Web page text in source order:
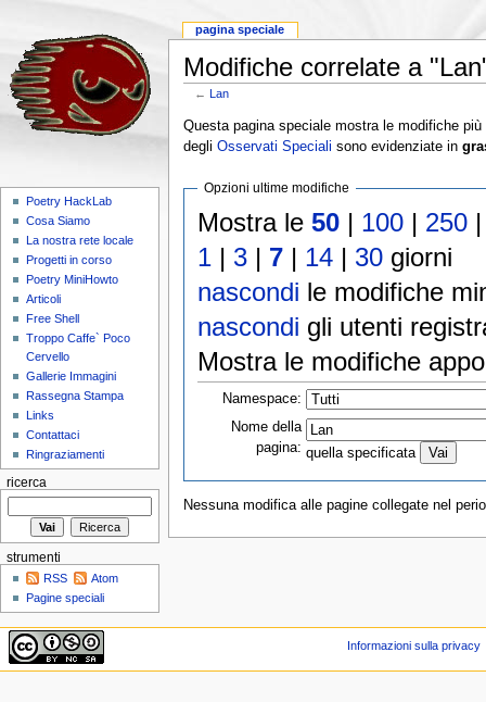
Modifiche correlate a
←Lan
Questa pagina speciale mostra le modifiche
degli Osservati Speciali sono evidenziate in
Opzioni ultime modifiche
Mostra le50 | 100 | 250
1 | 3 | 7 | 14 | 30 giorni
nascondi le modifiche
nascondi gli utenti
Mostra le modifiche
Namespace:
Nome della
pagina: quella specificata
Nessuna modifica alle pagine collegate nel
pagina speciale
Poetry HackLab
Cosa Siamo
La nostra rete locale
Progetti in corso
Poetry MiniHowto
Articoli
Free Shell
Troppo Caffe` Poco
Cervello
Gallerie Immagini
Rassegna Stampa
Links
Contattaci
Ringraziamenti
ricerca
strumenti
RSS
Atom
Pagine speciali
Informazioni sulla privacy